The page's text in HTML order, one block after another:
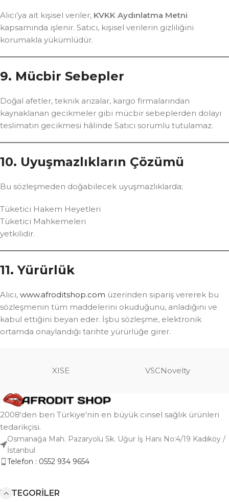
Alıcı’ya ait kişisel veriler, KVKK Aydınlatma Metni
kapsamında işlenir. Satıcı, kişisel verilerin gizliliğini
korumakla yükümlüdür.
9. Mücbir Sebepler
Doğal afetler, teknik arızalar, kargo firmalarından
kaynaklanan gecikmeler gibi mücbir sebeplerden dolayı
teslimatın gecikmesi hâlinde Satıcı sorumlu tutulamaz.
10. Uyuşmazlıkların Çözümü
Bu sözleşmeden doğabilecek uyuşmazlıklarda;
Tüketici Hakem Heyetleri
Tüketici Mahkemeleri
yetkilidir.
11. Yürürlük
Alıcı, www.afroditshop.com üzerinden sipariş vererek bu
sözleşmenin tüm maddelerini okuduğunu, anladığını ve
kabul ettiğini beyan eder. İşbu sözleşme, elektronik
ortamda onaylandığı tarihte yürürlüğe girer.
XISE VSCNovelty
2008'den beri Türkiye'nin en büyük cinsel sağlık ürünleri
tedarikçisi.
Osmanağa Mah. Pazaryolu Sk. Uğur İş Hanı No:4/19 Kadıköy /
İstanbul
Telefon : 0552 934 9654
KATEGORILER